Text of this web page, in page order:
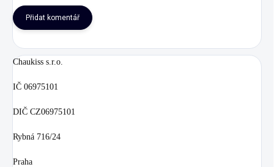
Přidat komentář
Chaukiss s.r.o.
IČ 06975101
DIČ CZ06975101
Rybná 716/24
Praha